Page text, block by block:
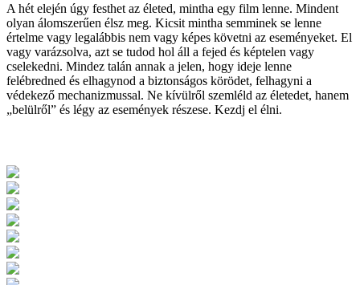
A hét elején úgy festhet az életed, mintha egy film lenne. Mindent
olyan álomszerűen élsz meg. Kicsit mintha semminek se lenne
értelme vagy legalábbis nem vagy képes követni az eseményeket. El
vagy varázsolva, azt se tudod hol áll a fejed és képtelen vagy
cselekedni. Mindez talán annak a jelen, hogy ideje lenne
felébredned és elhagynod a biztonságos körödet, felhagyni a
védekező mechanizmussal. Ne kívülről szemléld az életedet, hanem
„belülről” és légy az események részese. Kezdj el élni.